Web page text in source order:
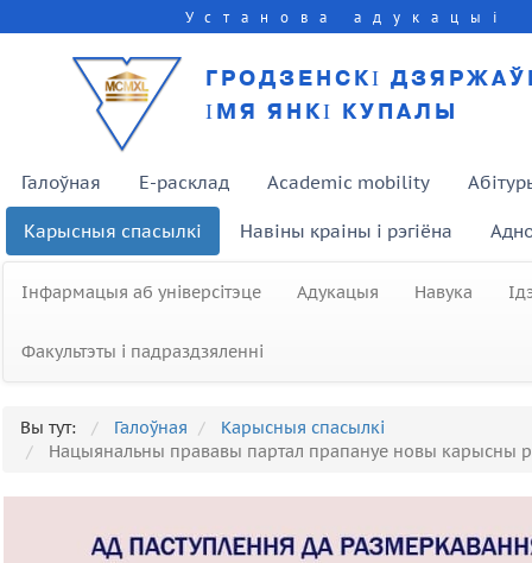
Установа адукацыі
ГРОДЗЕНСКІ
ІМЯ ЯНКІ КУПАЛЫ
Галоўная E-расклад Academic mobility
Карысныя спасылкі Навіны краіны і рэгіёна
Інфармацыя аб універсітэце Адукацыя Навука
Факультэты і падраздзяленні
Вы тут: Галоўная
Карысныя спасылкі
Нацыянальны прававы партал прапануе новы карысны